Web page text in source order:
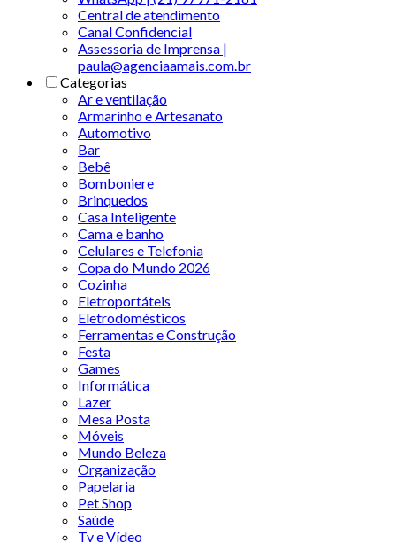
Central de atendimento
Canal Confidencial
Assessoria de Imprensa |
paula@agenciaamais.com.br
Categorias
Ar e ventilação
Armarinho e Artesanato
Automotivo
Bar
Bebê
Bomboniere
Brinquedos
Casa Inteligente
Cama e banho
Celulares e Telefonia
Copa do Mundo 2026
Cozinha
Eletroportáteis
Eletrodomésticos
Ferramentas e Construção
Festa
Games
Informática
Lazer
Mesa Posta
Móveis
Mundo Beleza
Organização
Papelaria
Pet Shop
Saúde
Tv e Vídeo